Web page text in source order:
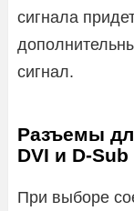
сигнала
сигнал.
Разъемы
DVI и D-Sub
При выборе